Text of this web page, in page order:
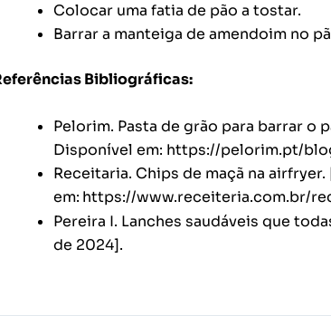
Colocar uma fatia de pão a tostar.
Barrar a manteiga de amendoim no
Bibliográficas:
Pelorim. Pasta de grão para barrar o
Disponível em: https://pelorim.pt/
Receitaria. Chips de maçã na
em: https://www.receiteria.com.br/
Pereira I. Lanches saudáveis que
de 2024].